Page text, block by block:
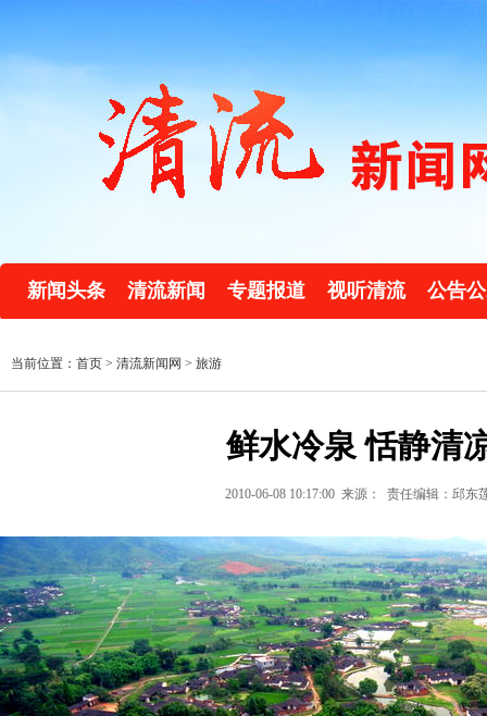
新闻头条 清流新闻 专题报道 视听清流 公告
当前位置：首页 > 清流新闻网 > 旅游
鲜水冷泉 恬静清
2010-06-08 10:17:00 来源： 责任编辑：邱东